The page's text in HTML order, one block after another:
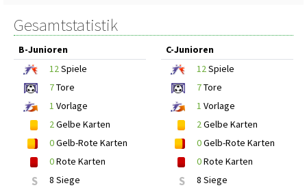
Gesamtstatistik
B-Junioren
12Spiele
7Tore
1 Vorlage
2Gelbe Karten
0Gelb-Rote Karten
0Rote Karten
S 8 Siege
C-Junioren
12Spiele
7Tore
1 Vorlage
2Gelbe Karten
0Gelb-Rote Karten
0Rote Karten
S 8 Siege